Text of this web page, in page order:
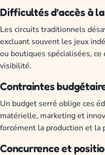
Difficultés d’accès à
Les circuits traditionnels
excluant souvent les jeux
ou boutiques spécialisées,
visibilité.
Contraintes
Un budget serré oblige ces
matérielle, marketing et
forcément la production et la
Concurrence et